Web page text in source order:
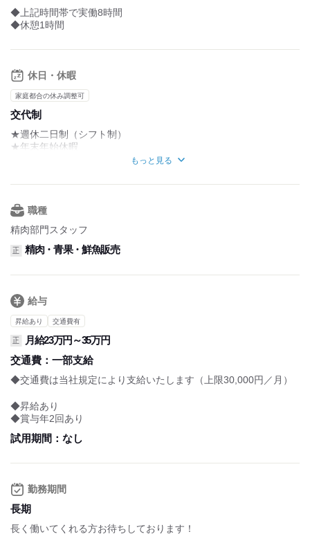
◆上記時間帯で実働8時間
◆休憩1時間
休日・休暇
家庭都合の休み調整可
交代制
★週休二日制（シフト制）
★年末年始休暇
★有給休暇
★慶弔休暇
もっと見る
職種
精肉部門スタッフ
正 精肉・青果・鮮魚販売
給与
昇給あり 交通費有
正
月給23万円～35万円
交通費： 一部支給
◆交通費は当社規定により支給いたします（上限30,000円／月）
◆昇給あり
◆賞与年2回あり
試用期間： なし
勤務期間
長期
長く働いてくれる方お待ちしております！